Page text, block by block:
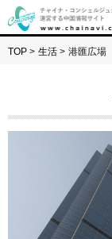
TOP > 生活 > 港匯広場